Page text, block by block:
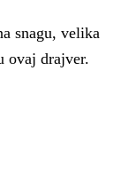
snagu, velika
ovaj drajver.